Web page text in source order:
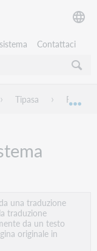
Contattaci
Tipasa
una traduzione
traduzione
da un testo
originale in